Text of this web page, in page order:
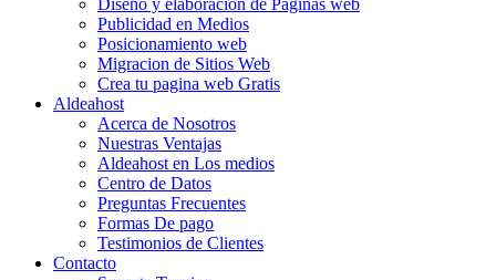
Diseño y elaboracion de Paginas web
Publicidad en Medios
Posicionamiento web
Migracion de Sitios Web
Crea tu pagina web Gratis
Aldeahost
Acerca de Nosotros
Nuestras Ventajas
Aldeahost en Los medios
Centro de Datos
Preguntas Frecuentes
Formas De pago
Testimonios de Clientes
Contacto